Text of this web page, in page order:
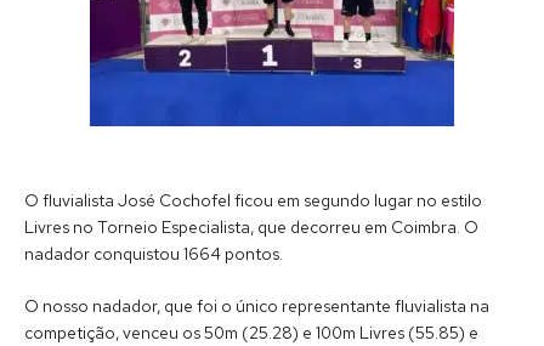
O fluvialista José Cochofel ficou em segundo lugar no estilo
Livres no Torneio Especialista, que decorreu em Coimbra. O
nadador conquistou 1664 pontos.
O nosso nadador, que foi o único representante fluvialista na
competição, venceu os 50m (25.28) e 100m Livres (55.85) e